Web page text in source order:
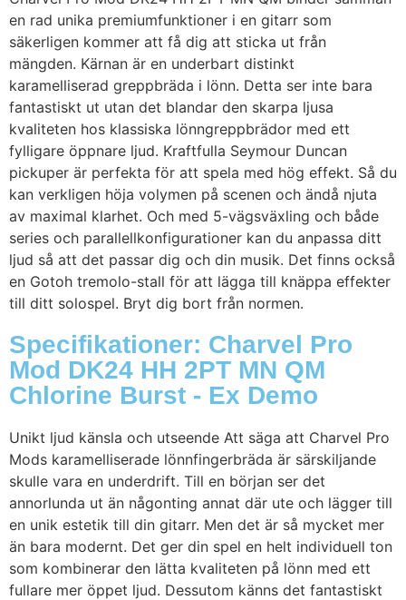
en rad unika premiumfunktioner i en gitarr som
säkerligen kommer att få dig att sticka ut från
mängden. Kärnan är en underbart distinkt
karamelliserad greppbräda i lönn. Detta ser inte bara
fantastiskt ut utan det blandar den skarpa ljusa
kvaliteten hos klassiska lönngreppbrädor med ett
fylligare öppnare ljud. Kraftfulla Seymour Duncan
pickuper är perfekta för att spela med hög effekt. Så du
kan verkligen höja volymen på scenen och ändå njuta
av maximal klarhet. Och med 5-vägsväxling och både
series och parallellkonfigurationer kan du anpassa ditt
ljud så att det passar dig och din musik. Det finns också
en Gotoh tremolo-stall för att lägga till knäppa effekter
till ditt solospel. Bryt dig bort från normen.
Specifikationer: Charvel Pro
Mod DK24 HH 2PT MN QM
Chlorine Burst - Ex Demo
Unikt ljud känsla och utseende Att säga att Charvel Pro
Mods karamelliserade lönnfingerbräda är särskiljande
skulle vara en underdrift. Till en början ser det
annorlunda ut än någonting annat där ute och lägger till
en unik estetik till din gitarr. Men det är så mycket mer
än bara modernt. Det ger din spel en helt individuell ton
som kombinerar den lätta kvaliteten på lönn med ett
fullare mer öppet ljud. Dessutom känns det fantastiskt